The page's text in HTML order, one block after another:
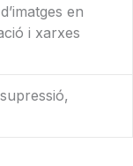
en
i xarxes